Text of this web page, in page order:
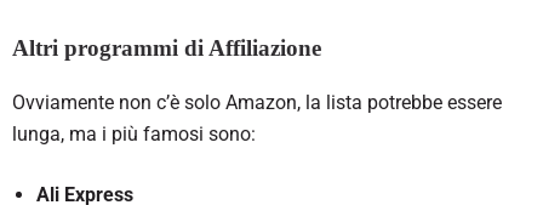
Altri programmi di Affiliazione
Ovviamente non c’è solo Amazon, la lista potrebbe essere
lunga, ma i più famosi sono:
Ali Express